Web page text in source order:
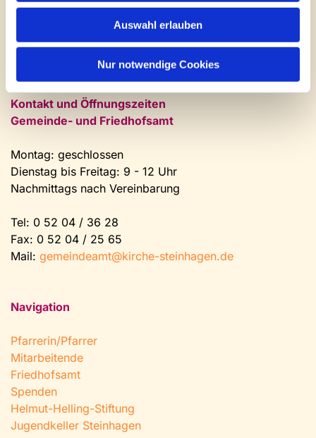
Auswahl erlauben
Nur notwendige Cookies
Brockhagener Straße 28 | 33803 Steinhagen
0 52 04 / 36 28
Mail:gemeindeamt@kirche-steinhagen.de
Newsletter abonnieren
Kontakt und Öffnungszeiten
Gemeinde- und Friedhofsamt
Montag: geschlossen
Dienstag bis Freitag: 9 - 12 Uhr
Nachmittags nach Vereinbarung
Tel: 0 52 04 / 36 28
Fax: 0 52 04 / 25 65
Mail: gemeindeamt@kirche-steinhagen.de
Navigation
Pfarrerin/Pfarrer
Mitarbeitende
Friedhofsamt
Spenden
Helmut-Helling-Stiftung
Jugendkeller Steinhagen